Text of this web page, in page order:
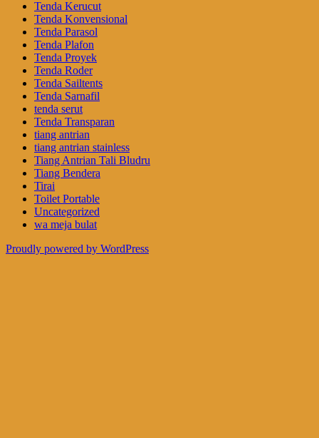
Tenda Kerucut
Tenda Konvensional
Tenda Parasol
Tenda Plafon
Tenda Proyek
Tenda Roder
Tenda Sailtents
Tenda Sarnafil
tenda serut
Tenda Transparan
tiang antrian
tiang antrian stainless
Tiang Antrian Tali Bludru
Tiang Bendera
Tirai
Toilet Portable
Uncategorized
wa meja bulat
Proudly powered by WordPress